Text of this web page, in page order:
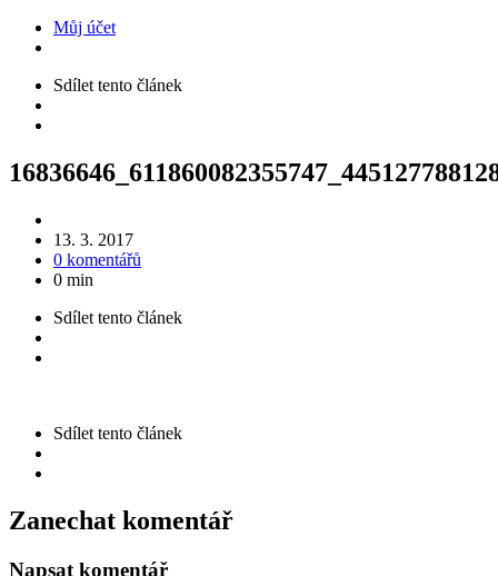
Můj účet
Sdílet tento článek
13. 3. 2017
0 komentářů
0 min
Sdílet tento článek
Sdílet tento článek
Zanechat komentář
Napsat komentář